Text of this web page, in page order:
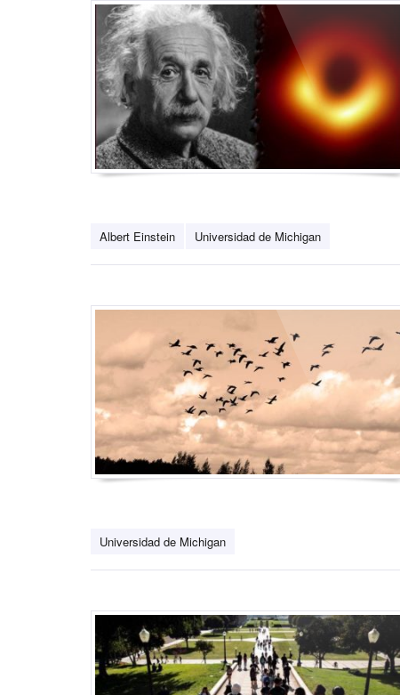
Albert Einstein Universidad de Michigan
Universidad de Michigan